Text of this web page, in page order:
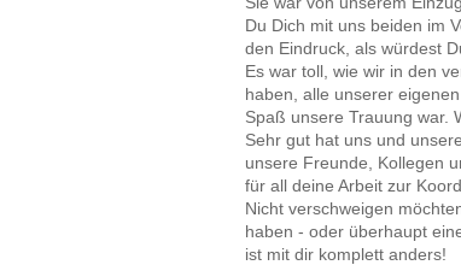
Du Dich mit uns beiden im
den Eindruck, als würdest
Es war toll, wie wir in den
haben, alle unserer
Spaß unsere Trauung war.
Sehr gut hat uns und
unsere Freunde, Kollegen
für all deine Arbeit zur
Nicht verschweigen
haben - oder überhaupt
ist mit dir komplett anders!